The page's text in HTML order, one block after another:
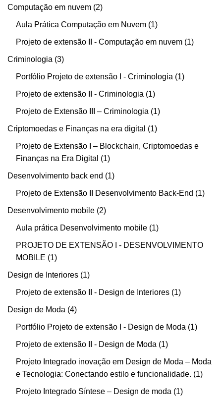
Computação em nuvem 2
Aula Prática Computação em Nuvem 1
Projeto de extensão II - Computação em nuvem 1
Criminologia 3
Portfólio Projeto de extensão I - Criminologia 1
Projeto de extensão II - Criminologia 1
Projeto de Extensão III – Criminologia 1
Criptomoedas e Finanças na era digital 1
Projeto de Extensão I – Blockchain, Criptomoedas e
Finanças na Era Digital
1
Desenvolvimento back end 1
Projeto de Extensão II Desenvolvimento Back-End 1
Desenvolvimento mobile 2
Aula prática Desenvolvimento mobile 1
PROJETO DE EXTENSÃO I - DESENVOLVIMENTO
MOBILE
1
Design de Interiores 1
Projeto de extensão II - Design de Interiores 1
Design de Moda 4
Portfólio Projeto de extensão I - Design de Moda 1
Projeto de extensão II - Design de Moda 1
Projeto Integrado inovação em Design de Moda – Moda
e Tecnologia: Conectando estilo e funcionalidade.
1
Projeto Integrado Síntese – Design de moda 1